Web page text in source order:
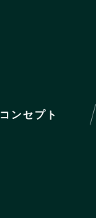
コンセプト